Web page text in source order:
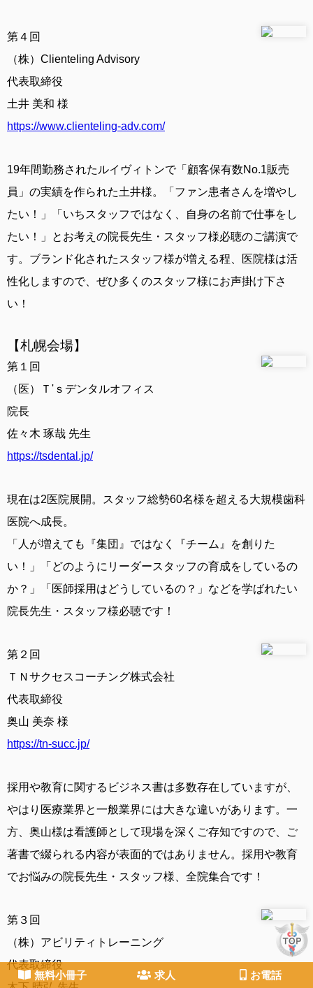
第４回
（株）Clienteling Advisory
代表取締役
土井 美和 様
https://www.clienteling-adv.com/
19年間勤務されたルイヴィトンで「顧客保有数No.1販売
員」の実績を作られた土井様。「ファン患者さんを増やし
たい！」「いちスタッフではなく、自身の名前で仕事をし
たい！」とお考えの院長先生・スタッフ様必聴のご講演で
す。ブランド化されたスタッフ様が増える程、医院様は活
性化しますので、ぜひ多くのスタッフ様にお声掛け下さ
い！
【札幌会場】
第１回
（医）Ｔ'ｓデンタルオフィス
院長
佐々木 琢哉 先生
https://tsdental.jp/
現在は2医院展開。スタッフ総勢60名様を超える大規模歯科
医院へ成長。
「人が増えても『集団』ではなく『チーム』を創りた
い！」「どのようにリーダースタッフの育成をしているの
か？」「医師採用はどうしているの？」などを学ばれたい
院長先生・スタッフ様必聴です！
第２回
ＴＮサクセスコーチング株式会社
代表取締役
奥山 美奈 様
https://tn-succ.jp/
採用や教育に関するビジネス書は多数存在していますが、
やはり医療業界と一般業界には大きな違いがあります。一
方、奥山様は看護師として現場を深くご存知ですので、ご
著書で綴られる内容が表面的ではありません。採用や教育
でお悩みの院長先生・スタッフ様、全院集合です！
第３回
（株）アビリティトレーニング
代表取締役
無料小冊子 求人 お電話